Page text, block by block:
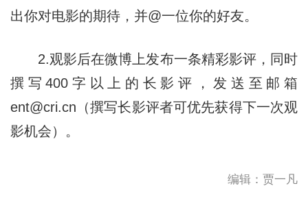
出你对电影的期待，并@一位你的好友。
2.观影后在微博上发布一条精彩影评，同时
撰写400字以上的长影评，发送至邮箱
ent@cri.cn（撰写长影评者可优先获得下一次观
影机会）。
编辑：贾一凡